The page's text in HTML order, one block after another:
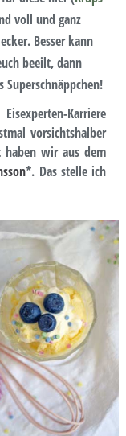
voll und ganz
Besser kann
beeilt, dann
Superschnäppchen!
Karriere
vorsichtshalber
haben wir aus dem
*. Das stelle ich